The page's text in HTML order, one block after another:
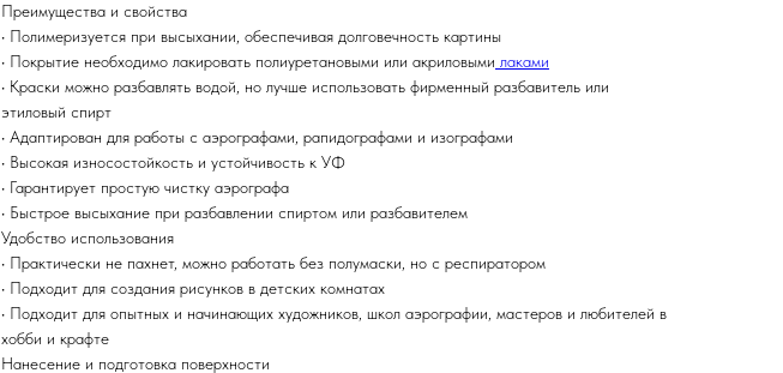
Преимущества и свойства
• Полимеризуется при высыхании, обеспечивая долговечность картины
• Покрытие необходимо лакировать полиуретановыми или акриловыми лаками
• Краски можно разбавлять водой, но лучше использовать фирменный разбавитель или
этиловый спирт
• Адаптирован для работы с аэрографами, рапидографами и изографами
• Высокая износостойкость и устойчивость к УФ
• Гарантирует простую чистку аэрографа
• Быстрое высыхание при разбавлении спиртом или разбавителем
Удобство использования
• Практически не пахнет, можно работать без полумаски, но с респиратором
• Подходит для создания рисунков в детских комнатах
• Подходит для опытных и начинающих художников, школ аэрографии, мастеров и любителей в
хобби и крафте
Нанесение и подготовка поверхности